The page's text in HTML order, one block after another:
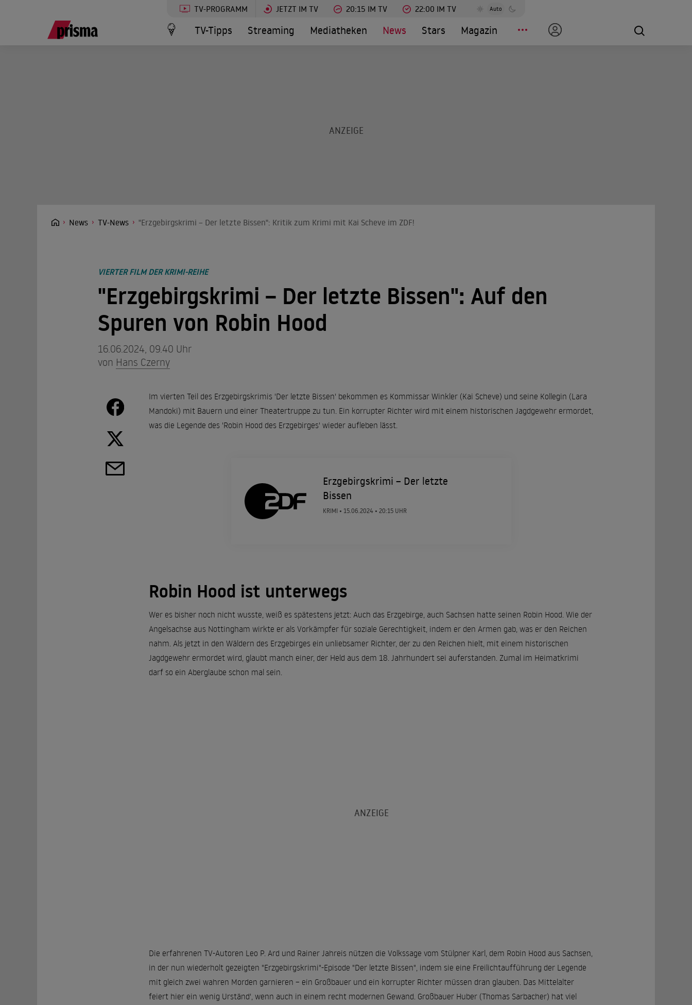
TV-PROGRAMM JETZT IM TV 20:15 IM TV 22:00 IM TV Auto
TV-Tipps Streaming Mediatheken News Stars Magazin
News TV-News "Erzgebirgskrimi – Der letzte Bissen": Kritik zum Krimi mit Kai Scheve im ZDF!
VIERTER FILM DER KRIMI-REIHE
"Erzgebirgskrimi – Der letzte Bissen": Auf den
Spuren von Robin Hood
16.06.2024, 09.40 Uhr
von Hans Czerny
Im vierten Teil des Erzgebirgskrimis 'Der letzte Bissen' bekommen es Kommissar Winkler (Kai Scheve) und seine Kollegin (Lara
Mandoki) mit Bauern und einer Theatertruppe zu tun. Ein korrupter Richter wird mit einem historischen Jagdgewehr ermordet,
was die Legende des 'Robin Hood des Erzgebirges' wieder aufleben lässt.
Erzgebirgskrimi – Der letzte
Bissen
KRIMI • 15.06.2024• 20:15 UHR
Robin Hood ist unterwegs
Wer es bisher noch nicht wusste, weiß es spätestens jetzt: Auch das Erzgebirge, auch Sachsen hatte seinen Robin Hood. Wie der
Angelsachse aus Nottingham wirkte er als Vorkämpfer für soziale Gerechtigkeit, indem er den Armen gab, was er den Reichen
nahm. Als jetzt in den Wäldern des Erzgebirges ein unliebsamer Richter, der zu den Reichen hielt, mit einem historischen
Jagdgewehr ermordet wird, glaubt manch einer, der Held aus dem 18. Jahrhundert sei auferstanden. Zumal im Heimatkrimi
darf so ein Aberglaube schon mal sein.
Die erfahrenen TV-Autoren Leo P. Ard und Rainer Jahreis nützen die Volkssage vom Stülpner Karl, dem Robin Hood aus Sachsen,
in der nun wiederholt gezeigten "Erzgebirgskrimi"-Episode "Der letzte Bissen", indem sie eine Freilichtaufführung der Legende
mit gleich zwei wahren Morden garnieren – ein Großbauer und ein korrupter Richter müssen dran glauben. Das Mittelalter
feiert hier ein wenig Urständ', wenn auch in einem recht modernen Gewand. Großbauer Huber (Thomas Sarbacher) hat viel